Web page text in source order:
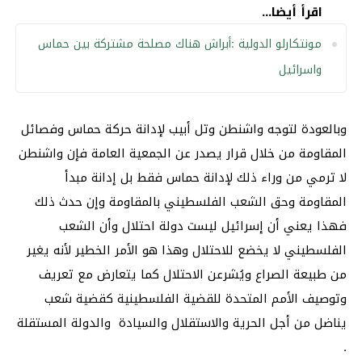
اقرأ أيضا...
مونتكارلو الدولية :أبراش هناك مصلحة مشتركة بين حماس
واسرائيل
وبالعودة لتوجه واشنطن وتل أبيب لإدانة حركة حماس وفصائل
المقاومة من خلال قرار يصدر عن الجمعية العامة فإن واشنطن
لا ترمي من وراء ذلك لإدانة حماس فقط بل إدانة مبدأ
المقاومة وحق الشعب الفلسطيني بالمقاومة وإن حدث ذلك
فهذا يعني أن إسرائيل ليست دولة احتلال وأن الشعب
الفلسطيني لا يخضع للاحتلال وهذا هو الأمر الخطير لأنه يغير
من طبيعة الصراع ويُشرعن الاحتلال كما يتعارض مع تعريف
وتوصيف الأمم المتحدة للقضية الفلسطينية كقضية شعب
يناضل من أجل الحرية والاستقلال والسيادة والدولة المستقلة
.